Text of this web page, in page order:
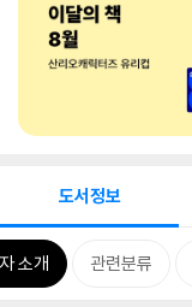
도서정보
소개 관련분류